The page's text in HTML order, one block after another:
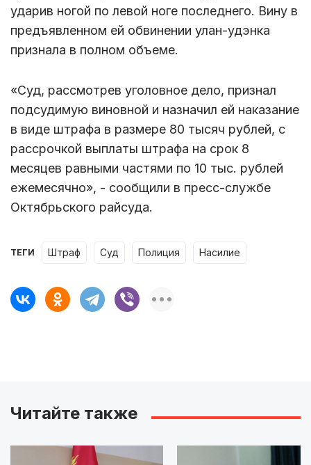
ударив ногой по левой ноге последнего. Вину в
предъявленном ей обвинении улан-удэнка
признала в полном объеме.
«Суд, рассмотрев уголовное дело, признал
подсудимую виновной и назначил ей наказание
в виде штрафа в размере 80 тысяч рублей, с
рассрочкой выплаты штрафа на срок 8
месяцев равными частями по 10 тыс. рублей
ежемесячно», - сообщили в пресс-службе
Октябрьского райсуда.
ТЕГИ штраф суд полиция насилие
Читайте также